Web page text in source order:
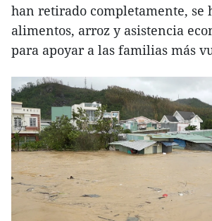
han retirado completamente, se
alimentos, arroz y asistencia
para apoyar a las familias más